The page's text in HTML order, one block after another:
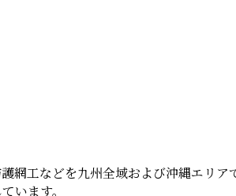
網工などを九州全域および沖縄エリア
います。